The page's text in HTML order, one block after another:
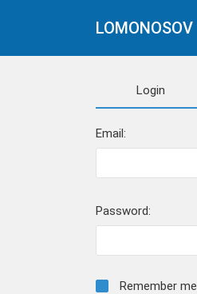
LOMONOSOV
Login
Email:
Password:
Remember me